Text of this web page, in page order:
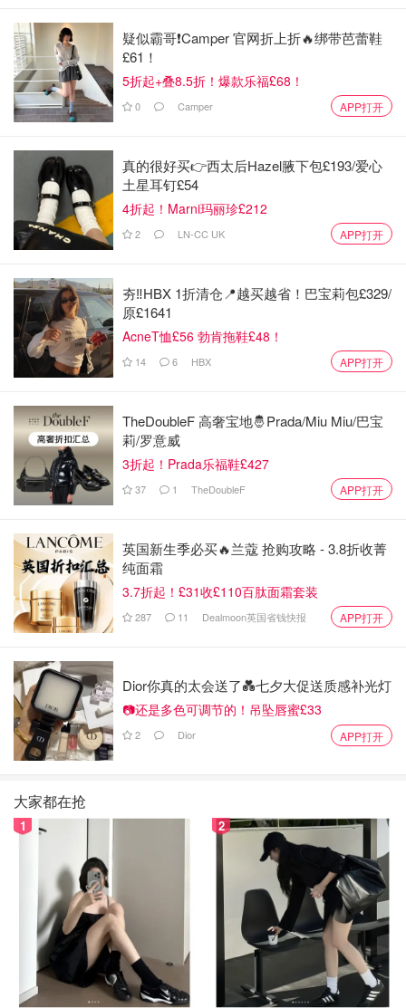
疑似霸哥❗️Camper 官网折上折🔥绑带芭蕾鞋
£61！
5折起+叠8.5折！爆款乐福£68！
0 Camper APP打开
真的很好买👉西太后Hazel腋下包£193/爱心
土星耳钉£54
4折起！Marni玛丽珍£212
2 LN-CC UK APP打开
夯‼️HBX 1折清仓📍越买越省！巴宝莉包£329/
原£1641
AcneT恤£56 勃肯拖鞋£48！
14 6 HBX APP打开
TheDoubleF 高奢宝地🤴Prada/Miu Miu/巴宝
莉/罗意威
3折起！Prada乐福鞋£427
37 1 TheDoubleF APP打开
英国新生季必买🔥兰蔻 抢购攻略 - 3.8折收菁
纯面霜
3.7折起！£31收£110百肽面霜套装
287 11 Dealmoon英国省钱快报 APP打开
Dior你真的太会送了💑七夕大促送质感补光灯
📷还是多色可调节的！吊坠唇蜜£33
2 Dior APP打开
大家都在抢
1 2